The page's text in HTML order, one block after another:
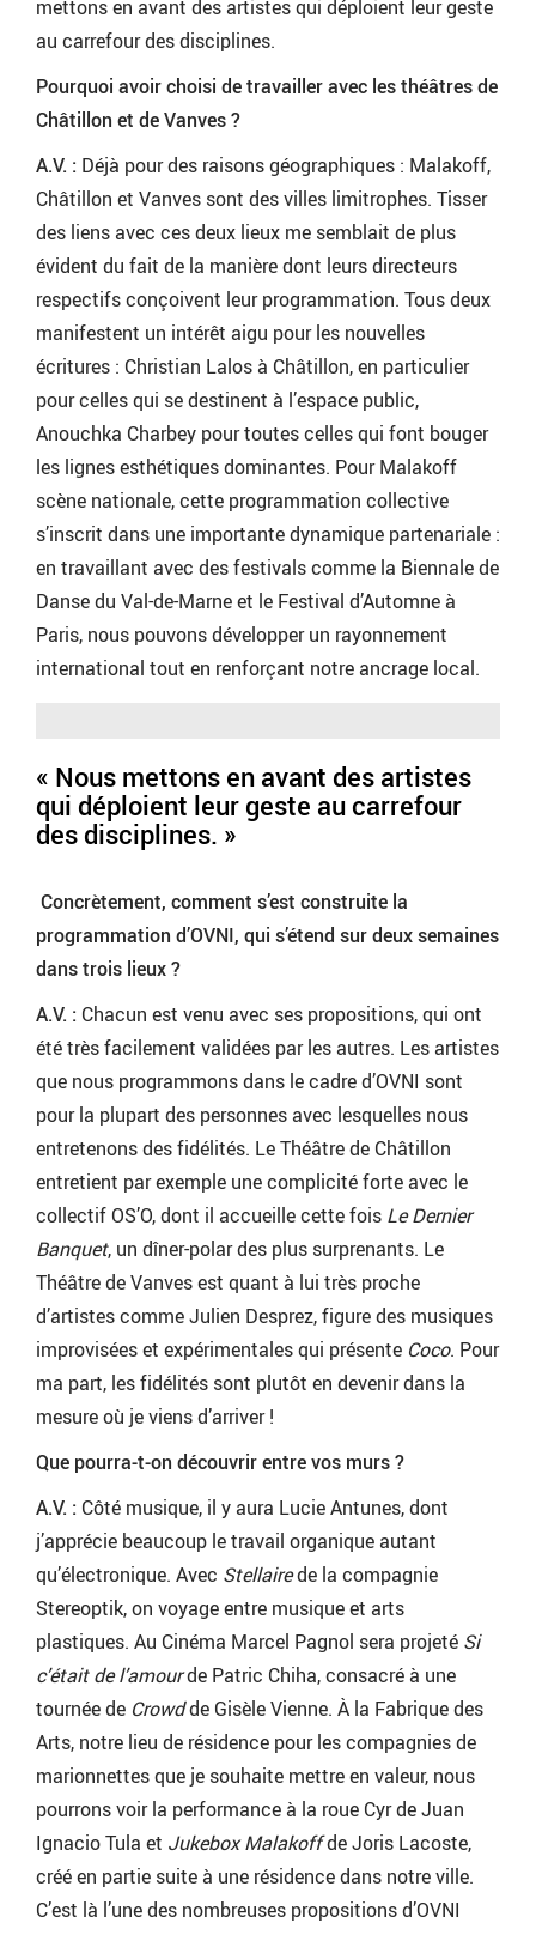
mettons en avant des artistes qui déploient leur geste
au carrefour des disciplines.
Pourquoi avoir choisi de travailler avec les théâtres de
Châtillon et de Vanves ?
A.V. : Déjà pour des raisons géographiques : Malakoff,
Châtillon et Vanves sont des villes limitrophes. Tisser
des liens avec ces deux lieux me semblait de plus
évident du fait de la manière dont leurs directeurs
respectifs conçoivent leur programmation. Tous deux
manifestent un intérêt aigu pour les nouvelles
écritures : Christian Lalos à Châtillon, en particulier
pour celles qui se destinent à l’espace public,
Anouchka Charbey pour toutes celles qui font bouger
les lignes esthétiques dominantes. Pour Malakoff
scène nationale, cette programmation collective
s’inscrit dans une importante dynamique partenariale :
en travaillant avec des festivals comme la Biennale de
Danse du Val-de-Marne et le Festival d’Automne à
Paris, nous pouvons développer un rayonnement
international tout en renforçant notre ancrage local.
« Nous mettons en avant des artistes
qui déploient leur geste au carrefour
des disciplines. »
Concrètement, comment s’est construite la
programmation d’OVNI, qui s’étend sur deux semaines
dans trois lieux ?
A.V. : Chacun est venu avec ses propositions, qui ont
été très facilement validées par les autres. Les artistes
que nous programmons dans le cadre d’OVNI sont
pour la plupart des personnes avec lesquelles nous
entretenons des fidélités. Le Théâtre de Châtillon
entretient par exemple une complicité forte avec le
collectif OS’O, dont il accueille cette fois Le Dernier
Banquet, un dîner-polar des plus surprenants. Le
Théâtre de Vanves est quant à lui très proche
d’artistes comme Julien Desprez, figure des musiques
improvisées et expérimentales qui présente Coco. Pour
ma part, les fidélités sont plutôt en devenir dans la
mesure où je viens d’arriver !
Que pourra-t-on découvrir entre vos murs ?
A.V. : Côté musique, il y aura Lucie Antunes, dont
j’apprécie beaucoup le travail organique autant
qu’électronique. Avec Stellairede la compagnie
Stereoptik, on voyage entre musique et arts
plastiques. Au Cinéma Marcel Pagnol sera projeté Si
c’était de l’amourde Patric Chiha, consacré à une
tournée de Crowdde Gisèle Vienne. À la Fabrique des
Arts, notre lieu de résidence pour les compagnies de
marionnettes que je souhaite mettre en valeur, nous
pourrons voir la performance à la roue Cyr de Juan
Ignacio Tula et Jukebox Malakoffde Joris Lacoste,
créé en partie suite à une résidence dans notre ville.
C’est là l’une des nombreuses propositions d’OVNI